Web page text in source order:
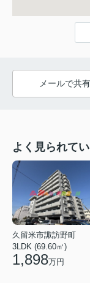
メールで共
よく見られて
久留米市諏訪野町
3LDK (69.60㎡)
1,898万円